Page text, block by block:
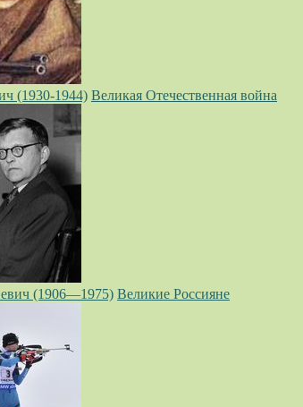
(1930-1944) Великая Отечественная война
(1906—1975) Великие Россияне